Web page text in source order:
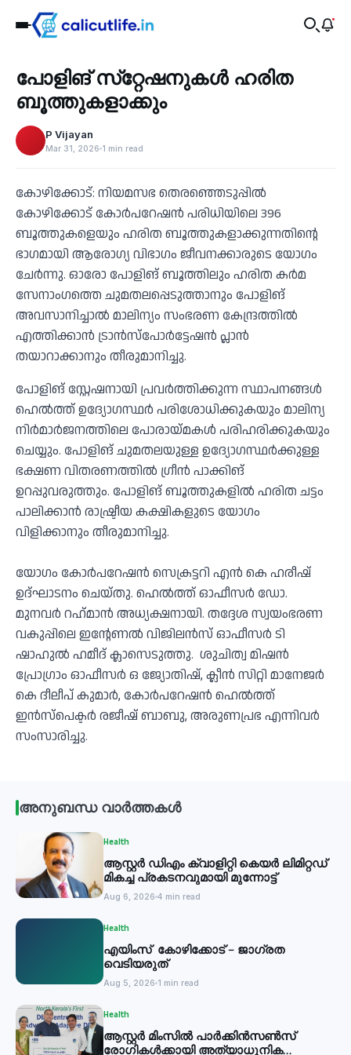
‹
Health
പോളിങ് സ്‌റ്റേഷനുകള്‍ ഹരിത
ബൂത്തുകളാക്കും
P Vijayan
Mar 31, 2026 1 min read
കോഴിക്കോട്: നിയമസഭ തെരഞ്ഞെടുപ്പില്‍
കോഴിക്കോട് കോര്‍പറേഷന്‍ പരിധിയിലെ 396
ബൂത്തുകളെയും ഹരിത ബൂത്തുകളാക്കുന്നതിന്റെ
ഭാഗമായി ആരോഗ്യ വിഭാഗം ജീവനക്കാരുടെ യോഗം
ചേര്‍ന്നു. ഓരോ പോളിങ് ബൂത്തിലും ഹരിത കര്‍മ
സേനാംഗത്തെ ചുമതലപ്പെടുത്താനും പോളിങ്
അവസാനിച്ചാല്‍ മാലിന്യം സംഭരണ കേന്ദ്രത്തില്‍
എത്തിക്കാന്‍ ട്രാന്‍സ്‌പോര്‍ട്ടേഷന്‍ പ്ലാന്‍
തയാറാക്കാനും തീരുമാനിച്ചു.
പോളിങ് സ്റ്റേഷനായി പ്രവര്‍ത്തിക്കുന്ന സ്ഥാപനങ്ങള്‍
ഹെല്‍ത്ത് ഉദ്യോഗസ്ഥര്‍ പരിശോധിക്കുകയും മാലിന്യ
നിര്‍മാര്‍ജനത്തിലെ പോരായ്മകള്‍ പരിഹരിക്കുകയും
ചെയ്യും. പോളിങ് ചുമതലയുള്ള ഉദ്യോഗസ്ഥര്‍ക്കുള്ള
ഭക്ഷണ വിതരണത്തില്‍ ഗ്രീന്‍ പാക്കിങ്
ഉറപ്പുവരുത്തും. പോളിങ് ബൂത്തുകളില്‍ ഹരിത ചട്ടം
പാലിക്കാന്‍ രാഷ്ട്രീയ കക്ഷികളുടെ യോഗം
വിളിക്കാനും തീരുമാനിച്ചു.
യോഗം കോര്‍പറേഷന്‍ സെക്രട്ടറി എന്‍ കെ ഹരീഷ്
ഉദ്ഘാടനം ചെയ്തു. ഹെല്‍ത്ത് ഓഫീസര്‍ ഡോ.
മുനവര്‍ റഹ്‌മാന്‍ അധ്യക്ഷനായി. തദ്ദേശ സ്വയംഭരണ
വകുപ്പിലെ ഇൻ്റേണല്‍ വിജിലന്‍സ് ഓഫീസര്‍ ടി
ഷാഹുല്‍ ഹമീദ് ക്ലാസെടുത്തു. ശുചിത്വ മിഷന്‍
പ്രോഗ്രാം ഓഫീസര്‍ ഒ ജ്യോതിഷ്, ക്ലീന്‍ സിറ്റി മാനേജര്‍
കെ ദീലീപ് കുമാര്‍, കോര്‍പറേഷന്‍ ഹെല്‍ത്ത്
ഇന്‍സ്‌പെക്ടര്‍ രജീഷ് ബാബു, അരുണപ്രഭ എന്നിവര്‍
സംസാരിച്ചു.
അനുബന്ധ വാർത്തകൾ
Health
ആസ്റ്റർ ഡിഎം ക്വാളിറ്റി കെയർ ലിമിറ്റഡ്
മികച്ച പ്രകടനവുമായി മുന്നോട്ട്
Aug 6, 2026 4 min read
Health
എയിംസ് കോഴിക്കോട് – ജാഗ്രത
വെടിയരുത്
Aug 5, 2026 1 min read
Health
ആസ്റ്റർ മിംസിൽ പാർക്കിൻസൺസ്
രോഗികൾക്കായി അത്യാധുനിക